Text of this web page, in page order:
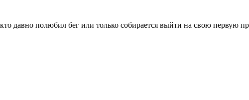
давно полюбил бег или только собирается выйти на свою первую